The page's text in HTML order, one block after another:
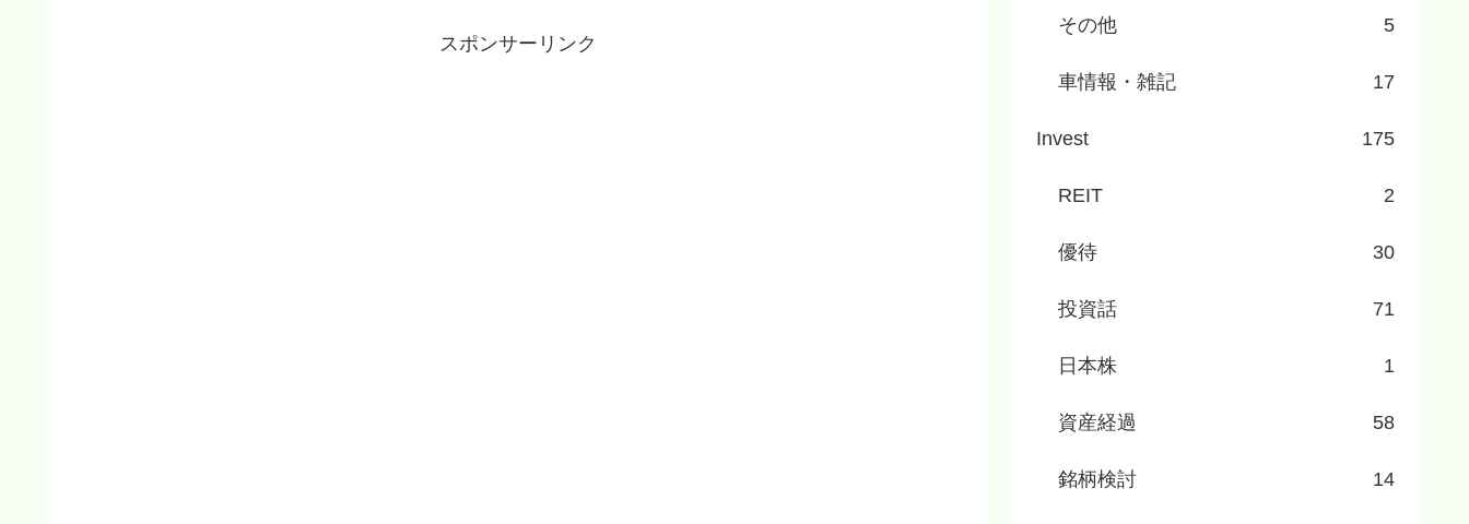
スポンサーリンク
その他 5
車情報・雑記 17
Invest 175
REIT 2
優待 30
投資話 71
日本株 1
資産経過 58
銘柄検討 14